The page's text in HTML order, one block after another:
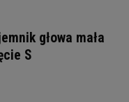
głowa mała
S